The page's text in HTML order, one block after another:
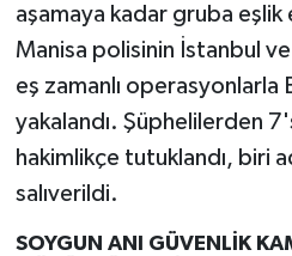
aşamaya kadar gruba
Manisa polisinin İstanbul
eş zamanlı operasyonlarla
yakalandı. Şüphelilerden
hakimlikçe tutuklandı, biri
salıverildi.
SOYGUN ANI GÜVENLİK